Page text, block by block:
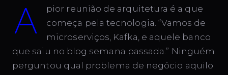
a
pior reunião de arquitetura é a que
começa pela tecnologia. “Vamos de
microserviços, Kafka, e aquele banco
que saiu no blog semana passada.” Ninguém
perguntou qual problema de negócio aquilo